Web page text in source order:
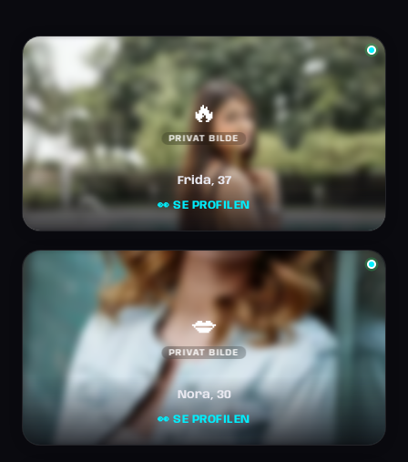
🔥
PRIVAT BILDE
Frida, 37
👀 SE PROFILEN
💋
PRIVAT BILDE
Nora, 30
👀 SE PROFILEN